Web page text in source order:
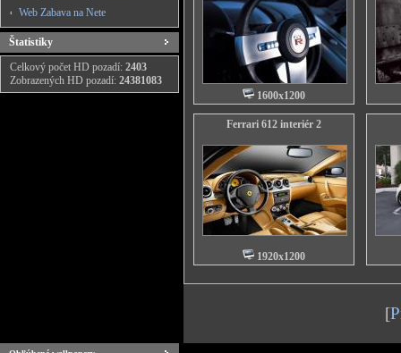
Web Zabava na Nete
Štatistiky
Celkový počet HD pozadí: 2403
Zobrazených HD pozadí: 24381083
1600x1200
Ferrari 612 interiér 2
1920x1200
[